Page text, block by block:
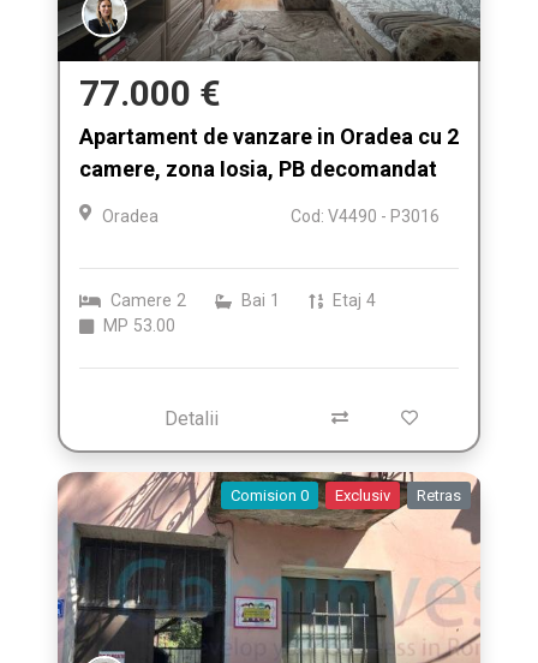
77.000 €
Apartament de vanzare in Oradea cu 2
camere, zona Iosia, PB decomandat
Oradea Cod: V4490 - P3016
Camere 2 Bai 1 Etaj 4
MP 53.00
Detalii
Comision 0 Exclusiv Retras